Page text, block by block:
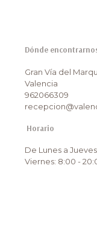
Dónde
Gran Vía del
Valencia
962066309
Horario
De Lunes a
Viernes: 8:00 -